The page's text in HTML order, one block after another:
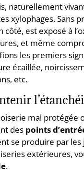
naturellement
xylophages. Sans
côté, est exposé à
et même
les premiers
écaillée,
etc.
mal protégée
des points
se produire par les
extérieures,
.